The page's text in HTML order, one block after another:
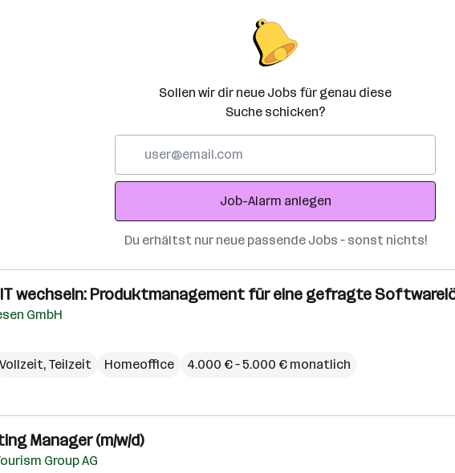
Sollen wir dir neue Jobs für genau diese
Suche schicken?
Adresse
Job-Alarm anlegen
Du erhältst nur neue passende Jobs – sonst nichts!
IT wechseln: Produktmanagement für eine gefragte
GmbH
Vollzeit, Teilzeit Homeoffice 4.000 € – 5.000 € monatlich
Manager (m/w/d)
Group AG